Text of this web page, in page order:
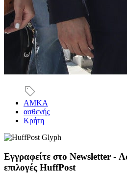
ΑΜΚΑ
ασθενής
Κρήτη
Εγγραφείτε στο Newsletter -
επιλογές HuffPost